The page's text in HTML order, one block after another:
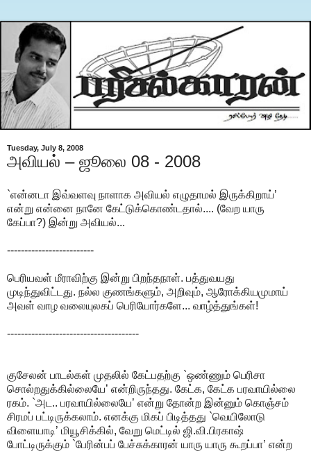
Tuesday, July 8, 2008
அவியல் – ஜூலை 08 - 2008
`என்னடா இவ்வளவு நாளாக அவியல் எழுதாமல் இருக்கிறாய்’
என்று என்னை நானே கேட்டுக்கொண்டதால்.... (வேற யாரு
கேப்பா?) இன்று அவியல்...
-------------------------
பெரியவள் மீராவிற்கு இன்று பிறந்தநாள். பத்துவயது
முடிந்துவிட்டது. நல்ல குணங்களும், அறிவும், ஆரோக்கியமுமாய்
அவள் வாழ வலையுலகப் பெரியோர்களே... வாழ்த்துங்கள்!
--------------------------------------
குசேலன் பாடல்கள் முதலில் கேட்பதற்கு `ஒண்ணும் பெரிசா
சொல்றதுக்கில்லையே’ என்றிருந்தது. கேட்க, கேட்க பரவாயில்லை
ரகம். `அட.. பரவாயில்லையே’ என்று தோன்ற இன்னும் கொஞ்சம்
சிரமப் பட்டிருக்கலாம். எனக்கு மிகப் பிடித்தது `வெயிலோடு
விளையாடி’ மியூசிக்கில், வேறு மெட்டில் ஜி.வி.பிரகாஷ்
போட்டிருக்கும் `பேரின்பப் பேச்சுக்காரன் யாரு யாரு கூறப்பா’ என்ற